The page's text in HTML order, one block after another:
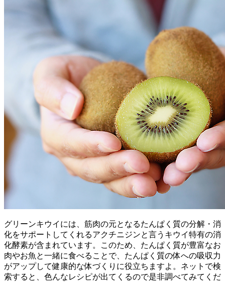
グリーンキウイには、筋肉の元となるたんぱく質の分解・消
化をサポートしてくれるアクチニジンと言うキウイ特有の消
化酵素が含まれています。このため、たんぱく質が豊富なお
肉やお魚と一緒に食べることで、たんぱく質の体への吸収力
がアップして健康的な体づくりに役立ちますよ。ネットで検
索すると、色んなレシピが出てくるので是非調べてみてくだ